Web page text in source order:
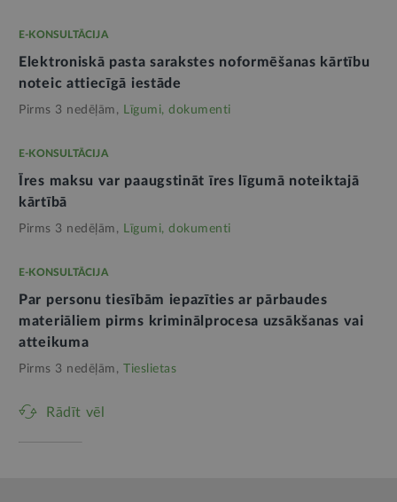
E-KONSULTĀCIJA
Elektroniskā pasta sarakstes noformēšanas kārtību
noteic attiecīgā iestāde
Pirms 3 nedēļām, Līgumi, dokumenti
E-KONSULTĀCIJA
Īres maksu var paaugstināt īres līgumā noteiktajā
kārtībā
Pirms 3 nedēļām, Līgumi, dokumenti
E-KONSULTĀCIJA
Par personu tiesībām iepazīties ar pārbaudes
materiāliem pirms kriminālprocesa uzsākšanas vai
atteikuma
Pirms 3 nedēļām, Tieslietas
Rādīt vēl